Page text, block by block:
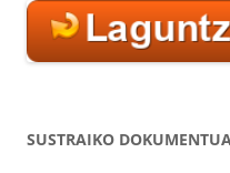
SUSTRAIKO